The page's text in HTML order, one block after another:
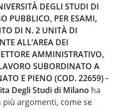
DEGLI STUDI DI
PUBBLICO, PER ESAMI,
DI N. 2 UNITÀ DI
ALL’AREA DEI
AMMINISTRATIVO,
SUBORDINATO A
E PIENO (COD. 22659) -
Degli Studi di Milano ha
argomenti, come se